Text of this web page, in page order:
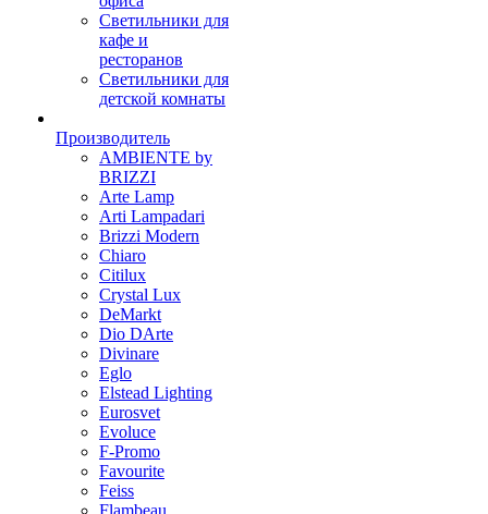
Светильники для
кафе и
ресторанов
Светильники для
детской комнаты
Производитель
AMBIENTE by
BRIZZI
Arte Lamp
Arti Lampadari
Brizzi Modern
Chiaro
Citilux
Crystal Lux
DeMarkt
Dio DArte
Divinare
Eglo
Elstead Lighting
Eurosvet
Evoluce
F-Promo
Favourite
Feiss
Flambeau